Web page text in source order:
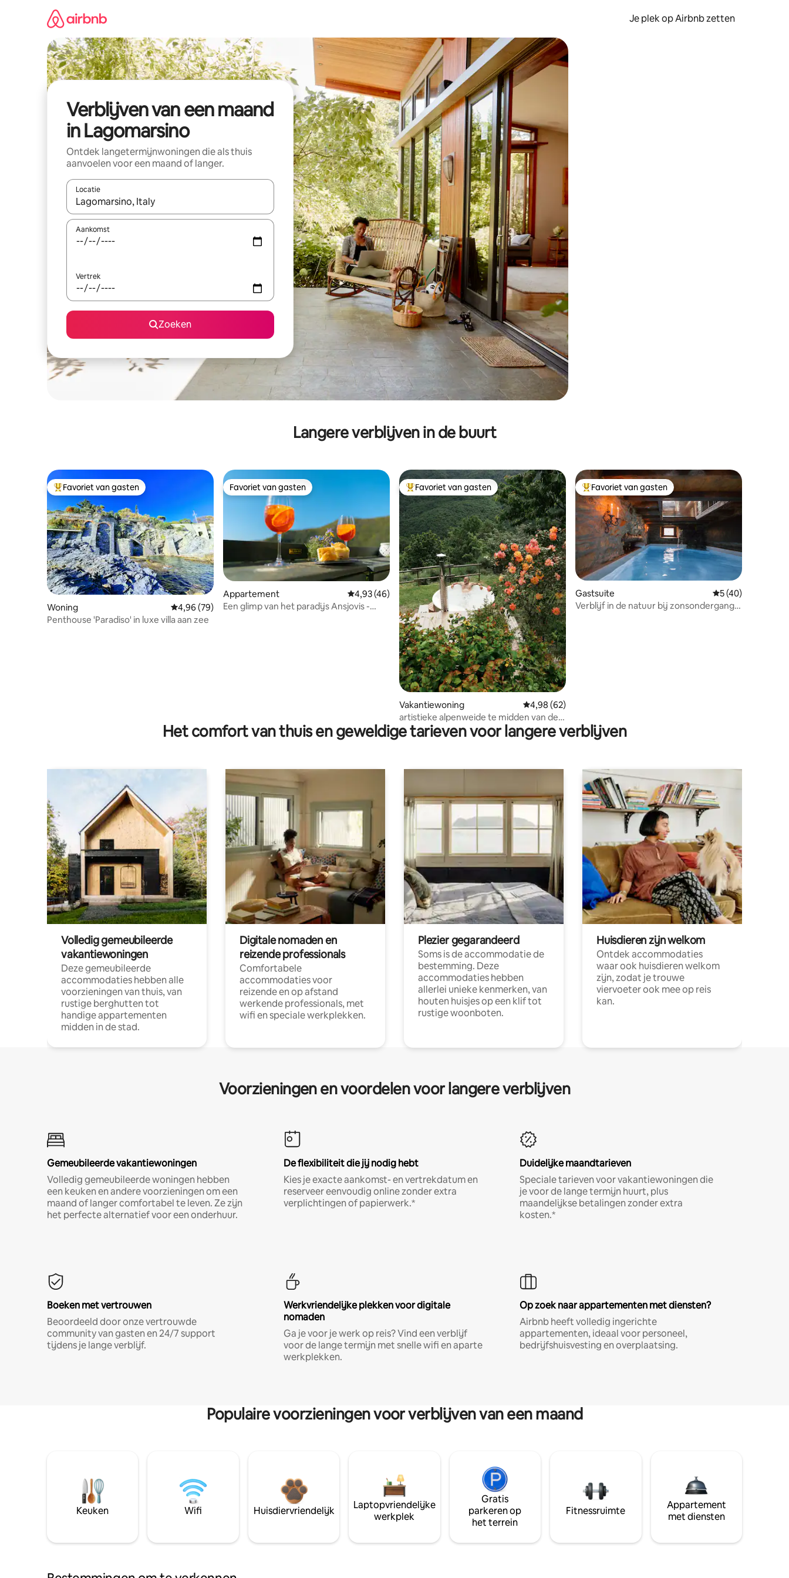
Je plek op Airbnb zetten
Verblijven van een maand
in Lagomarsino
Ontdek langetermijnwoningen die als thuis
aanvoelen voor een maand of langer.
Locatie
Wanneer er resultaten beschikbaar zijn, maak je een keuze met je de pijltjestoetsen omhoog en omlaag, óf door te tikken of swipen.
Aankomst
Vertrek
Zoeken
Langere verblijven in de buurt
Topfavoriet van gasten
Favoriet van gasten
Woning Gemiddelde beoordeling van 4,96 op 5, 79 recensies
4,96 (79)
Penthouse 'Paradiso' in luxe villa aan zee
Favoriet van gasten
Favoriet van gasten
Appartement Gemiddelde beoordeling van 4,93 op 5, 46 recensies
4,93 (46)
Een glimp van het paradijs Ansjovis -
Topfavoriet van gasten
Favoriet van gasten
Vakantiewoning Gemiddelde beoordeling van 4,98 op 5, 62 recensies
4,98 (62)
artistieke alpenweide te midden van de
wilde natuur
Topfavoriet van gasten
Favoriet van gasten
Gastsuite Gemiddelde
5 (40)
Verblijf in de natuur bij zonsondergang •
Het comfort van thuis en geweldige tarieven voor langere verblijven
Volledig gemeubileerde
vakantiewoningen
Deze gemeubileerde
accommodaties hebben alle
voorzieningen van thuis, van
rustige berghutten tot
handige appartementen
midden in de stad.
Digitale nomaden en
reizende professionals
Comfortabele
accommodaties voor
reizende en op afstand
werkende professionals, met
wifi en speciale werkplekken.
Plezier gegarandeerd
Soms is de accommodatie de
bestemming. Deze
accommodaties hebben
allerlei unieke kenmerken, van
houten huisjes op een klif tot
rustige woonboten.
Huisdieren zijn welkom
Ontdek accommodaties
waar ook huisdieren welkom
zijn, zodat je trouwe
viervoeter ook mee op reis
kan.
Voorzieningen en voordelen voor langere verblijven
Gemeubileerde vakantiewoningen
Volledig gemeubileerde woningen hebben
een keuken en andere voorzieningen om een
maand of langer comfortabel te leven. Ze zijn
het perfecte alternatief voor een onderhuur.
De flexibiliteit die jij nodig hebt
Kies je exacte aankomst- en vertrekdatum en
reserveer eenvoudig online zonder extra
verplichtingen of papierwerk.*
Duidelijke maandtarieven
Speciale tarieven voor vakantiewoningen die
je voor de lange termijn huurt, plus
maandelijkse betalingen zonder extra
kosten.*
Boeken met vertrouwen
Beoordeeld door onze vertrouwde
community van gasten en 24/7 support
tijdens je lange verblijf.
Werkvriendelijke plekken voor digitale
nomaden
Ga je voor je werk op reis? Vind een verblijf
voor de lange termijn met snelle wifi en aparte
werkplekken.
Op zoek naar appartementen met diensten?
Airbnb heeft volledig ingerichte
appartementen, ideaal voor personeel,
bedrijfshuisvesting en overplaatsing.
Populaire voorzieningen voor verblijven van een maand
Keuken Wifi Huisdiervriendelijk
Laptopvriendelijke
werkplek
Gratis
parkeren op
het terrein
Fitnessruimte
Appartement
met diensten